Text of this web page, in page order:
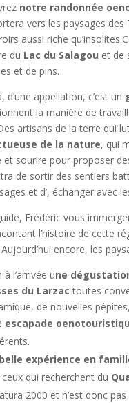
notre randonnée
vers les paysages des
aussi riche
du Lac du Salagou et de
et de pins.
d’une appellation, c’est un
la manière de
artisans de la terre qui
de la nature, qui
et sourire pour proposer
de sortir des sentiers
et d’, échanger avec
Frédéric vous
l’histoire de cette
Aujourd’hui encore, les
à l’arrivée une
du Larzac toutes
de nouvelles
escapade
belle expérience en
qui recherchent du
2000 et n’est donc